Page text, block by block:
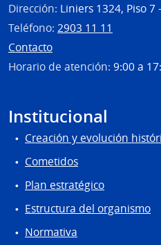
Dirección: Liniers 1324, Piso 7
Teléfono: 2903 11 11
Contacto
Horario de atención: 9:00 a
Institucional
Creación y evolución
Cometidos
Plan estratégico
Estructura del organismo
Normativa